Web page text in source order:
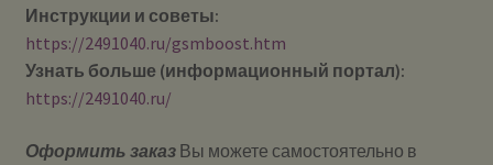
Инструкции и советы:
https://2491040.ru/gsmboost.htm
Узнать больше (информационный портал):
https://2491040.ru/
Оформить заказВы можете самостоятельно в